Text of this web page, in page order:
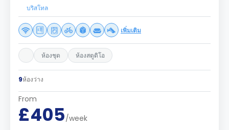
บริสโทล
เพิ่มเติม
ห้องชุด ห้องสตูดิโอ
9ห้องว่าง
From
£405/week